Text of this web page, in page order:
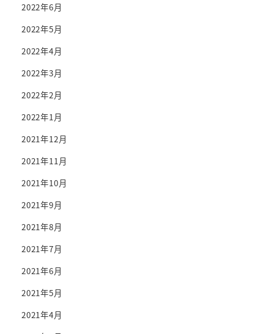
2022年6月
2022年5月
2022年4月
2022年3月
2022年2月
2022年1月
2021年12月
2021年11月
2021年10月
2021年9月
2021年8月
2021年7月
2021年6月
2021年5月
2021年4月